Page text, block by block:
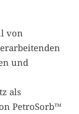
von
und
als
PetroSorb™